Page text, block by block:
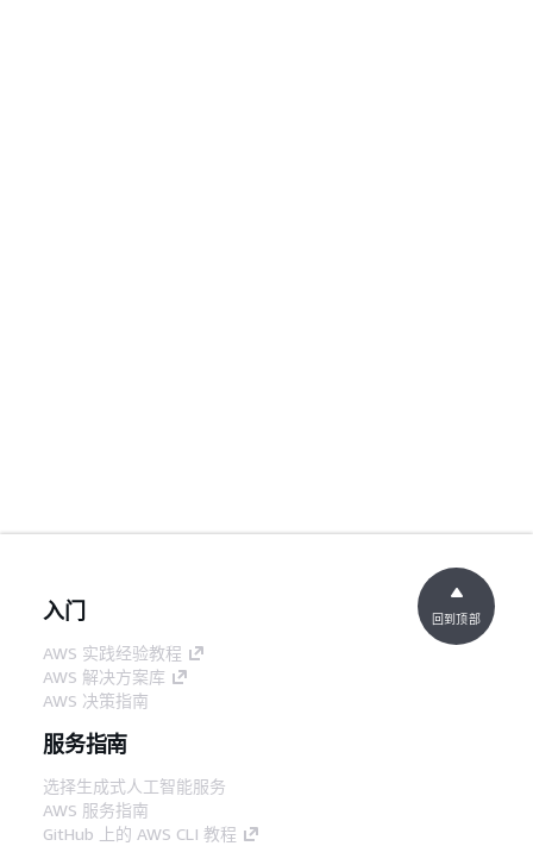
入门
AWS 实践经验教程
AWS 解决方案库
AWS 决策指南
服务指南
选择生成式人工智能服务
AWS 服务指南
GitHub 上的 AWS CLI 教程
回到顶部